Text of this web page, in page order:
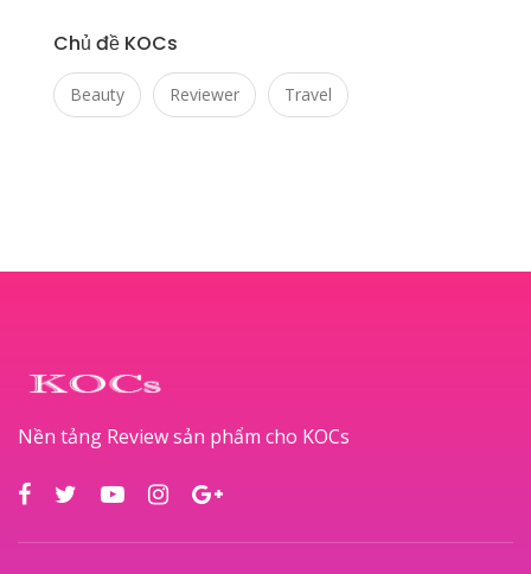
Chủ đề KOCs
Beauty Reviewer Travel
Nền tảng Review sản phẩm cho KOCs